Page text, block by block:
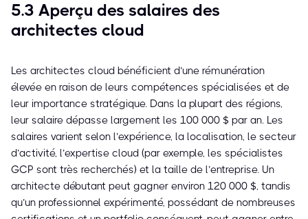
5.3 Aperçu des salaires des
architectes cloud
Les architectes cloud bénéficient d’une rémunération
élevée en raison de leurs compétences spécialisées et de
leur importance stratégique. Dans la plupart des régions,
leur salaire dépasse largement les 100 000 $ par an. Les
salaires varient selon l’expérience, la localisation, le secteur
d’activité, l’expertise cloud (par exemple, les spécialistes
GCP sont très recherchés) et la taille de l’entreprise. Un
architecte débutant peut gagner environ 120 000 $, tandis
qu’un professionnel expérimenté, possédant de nombreuses